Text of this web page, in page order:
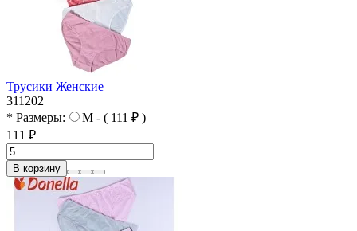
Трусики Женские
311202
* Размеры:
M - ( 111 ₽ )
111 ₽
В корзину